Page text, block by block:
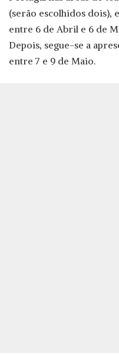
(serão escolhidos dois),
entre 6 de Abril e 6 de
Depois, segue-se a
entre 7 e 9 de Maio.